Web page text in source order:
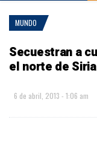
MUNDO
Secuestran a
el norte de Siria
6 de abril, 2013 - 1:06 am